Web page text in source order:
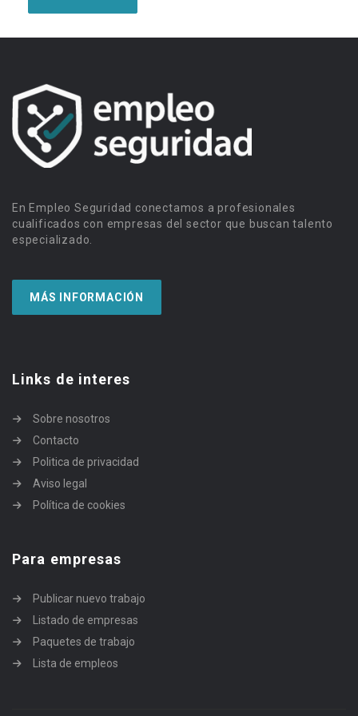
En Empleo Seguridad conectamos a profesionales
cualificados con empresas del sector que buscan talento
especializado.
MÁS INFORMACIÓN
Links de interes
Sobre nosotros
Contacto
Politica de privacidad
Aviso legal
Política de cookies
Para empresas
Publicar nuevo trabajo
Listado de empresas
Paquetes de trabajo
Lista de empleos